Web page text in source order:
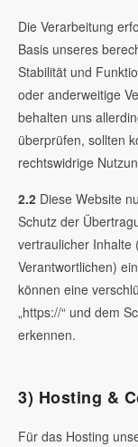
Die Verarbeitung
Basis unseres
Stabilität und
oder anderweitige
behalten uns
überprüfen, sollten
rechtswidrige
2.2 Diese Website
Schutz der
vertraulicher Inhalte
Verantwortlichen)
können eine
„https://“ und dem
erkennen.
3) Hosting &
Für das Hosting